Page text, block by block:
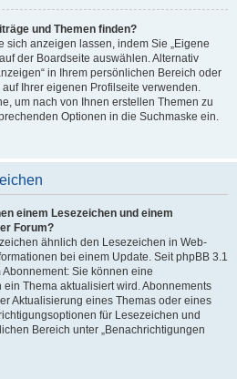
und Themen finden?
sich anzeigen lassen, indem Sie „Eigene
der Boardseite auswählen. Alternativ
in Ihrem persönlichen Bereich oder
auf Ihrer eigenen Profilseite verwenden.
um nach von Ihnen erstellen Themen zu
Optionen in die Suchmaske ein.
einem Lesezeichen und einem
Forum?
ähnlich den Lesezeichen in Web-
bei einem Update. Seit phpBB 3.1
Sie können eine
Thema aktualisiert wird. Abonnements
Aktualisierung eines Themas oder eines
für Lesezeichen und
Bereich unter „Benachrichtigungen